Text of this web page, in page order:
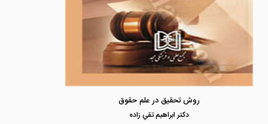
روش تحقیق در علم حقوق
دكتر ابراهيم تقي زاده